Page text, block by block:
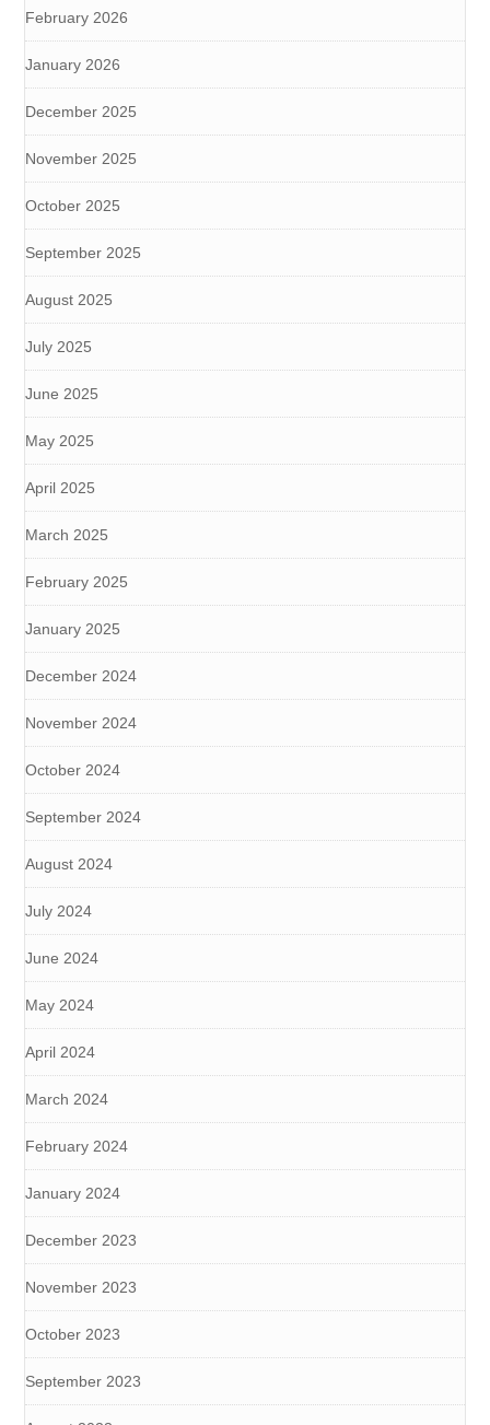
February 2026
January 2026
December 2025
November 2025
October 2025
September 2025
August 2025
July 2025
June 2025
May 2025
April 2025
March 2025
February 2025
January 2025
December 2024
November 2024
October 2024
September 2024
August 2024
July 2024
June 2024
May 2024
April 2024
March 2024
February 2024
January 2024
December 2023
November 2023
October 2023
September 2023